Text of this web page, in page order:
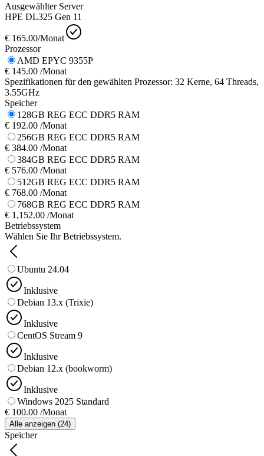
Ausgewählter Server
HPE DL325 Gen 11
€ 165.00/Monat
Prozessor
AMD EPYC 9355P
€ 145.00 /Monat
Spezifikationen für den gewählten Prozessor: 32 Kerne, 64 Threads,
3.55GHz
Speicher
128GB REG ECC DDR5 RAM
€ 192.00 /Monat
256GB REG ECC DDR5 RAM
€ 384.00 /Monat
384GB REG ECC DDR5 RAM
€ 576.00 /Monat
512GB REG ECC DDR5 RAM
€ 768.00 /Monat
768GB REG ECC DDR5 RAM
€ 1,152.00 /Monat
Betriebssystem
Wählen Sie Ihr Betriebssystem.
Ubuntu 24.04
Inklusive
Debian 13.x (Trixie)
Inklusive
CentOS Stream 9
Inklusive
Debian 12.x (bookworm)
Inklusive
Windows 2025 Standard
€ 100.00 /Monat
Alle anzeigen (24)
Speicher